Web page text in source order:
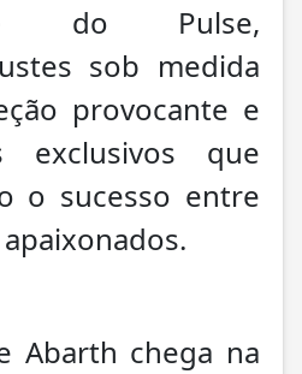
do Pulse,
sob medida
provocante e
exclusivos que
o sucesso entre
Abarth chega na